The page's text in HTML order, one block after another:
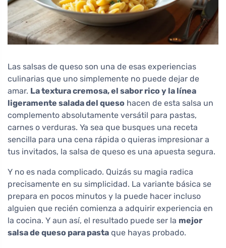
Las salsas de queso son una de esas experiencias
culinarias que uno simplemente no puede dejar de
amar. La textura cremosa, el sabor rico y la línea
ligeramente salada del queso hacen de esta salsa un
complemento absolutamente versátil para pastas,
carnes o verduras. Ya sea que busques una receta
sencilla para una cena rápida o quieras impresionar a
tus invitados, la salsa de queso es una apuesta segura.
Y no es nada complicado. Quizás su magia radica
precisamente en su simplicidad. La variante básica se
prepara en pocos minutos y la puede hacer incluso
alguien que recién comienza a adquirir experiencia en
la cocina. Y aun así, el resultado puede ser la mejor
salsa de queso para pasta que hayas probado.